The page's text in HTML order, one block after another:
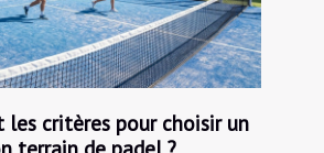
les critères pour choisir un